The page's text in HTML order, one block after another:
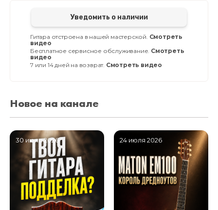
Уведомить о наличии
Гитара отстроена в нашей мастерской. Смотреть
видео
Бесплатное сервисное обслуживание. Смотреть
видео
7 или 14 дней на возврат. Смотреть видео
Новое на канале
30 июля 2026 24 июля 2026